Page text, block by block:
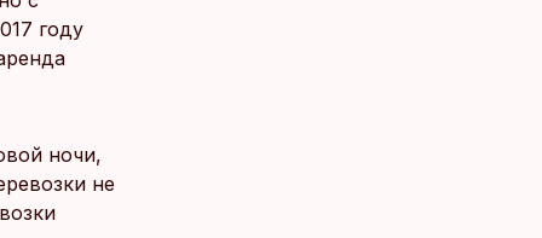
году
ночи,
не